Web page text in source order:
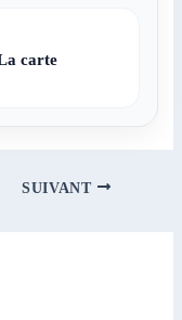
carte
SUIVANT